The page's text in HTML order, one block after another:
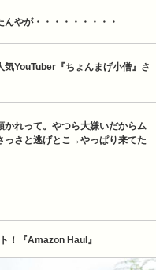
んやが・・・・・・・・・
YouTuber『ちょんまげ小僧』さ
れって。やつら大嫌いだからム
っさと逃げとこ→やっぱり来てた
！『Amazon Haul』